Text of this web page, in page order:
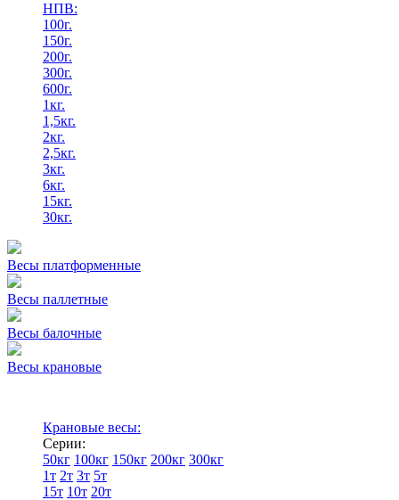
НПВ:
100г.
150г.
200г.
300г.
600г.
1кг.
1,5кг.
2кг.
2,5кг.
3кг.
6кг.
15кг.
30кг.
Весы платформенные
Весы паллетные
Весы балочные
Весы крановые
Крановые весы:
Серии:
50кг 100кг 150кг 200кг 300кг
1т 2т 3т 5т
15т 10т 20т